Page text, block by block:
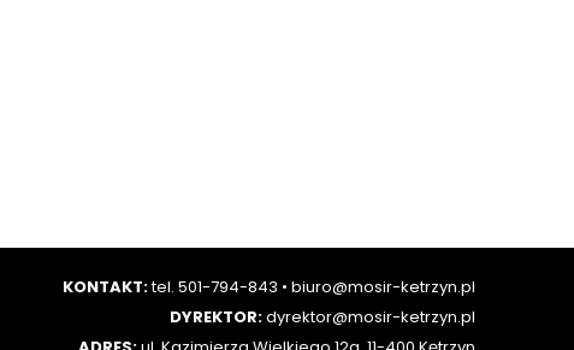
KONTAKT:tel. 501-794-843 • biuro@mosir-ketrzyn.pl
DYREKTOR:dyrektor@mosir-ketrzyn.pl